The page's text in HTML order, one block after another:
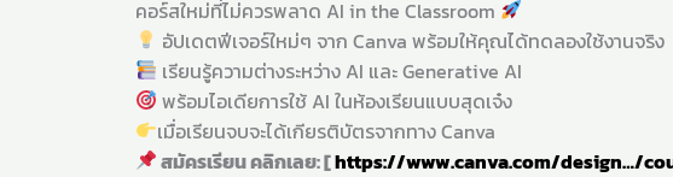
คอร์สใหม่ที่ไม่ควรพลาด AI in the Classroom
อัปเดตฟีเจอร์ใหม่ๆ จาก Canva พร้อมให้คุณได้ทดลองใช้งานจริง
เรียนรู้ความต่างระหว่าง AI และ Generative AI
พร้อมไอเดียการใช้ AI ในห้องเรียนแบบสุดเจ๋ง
เมื่อเรียนจบจะได้เกียรติบัตรจากทาง Canva
สมัครเรียน คลิกเลย: [https://www.canva.com/design…/